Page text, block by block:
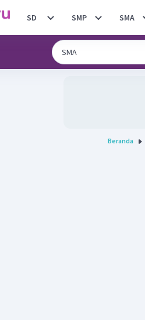
SD SMP SMA
Beranda